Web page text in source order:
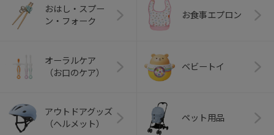
おはし・スプー
ン・フォーク
お食事エプロン
オーラルケア
（お口のケア）
ベビートイ
アウトドアグッズ
（ヘルメット）
ペット用品